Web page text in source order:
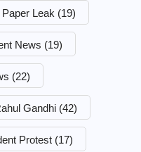
Leak (19)
News (19)
(22)
Gandhi (42)
Protest (17)